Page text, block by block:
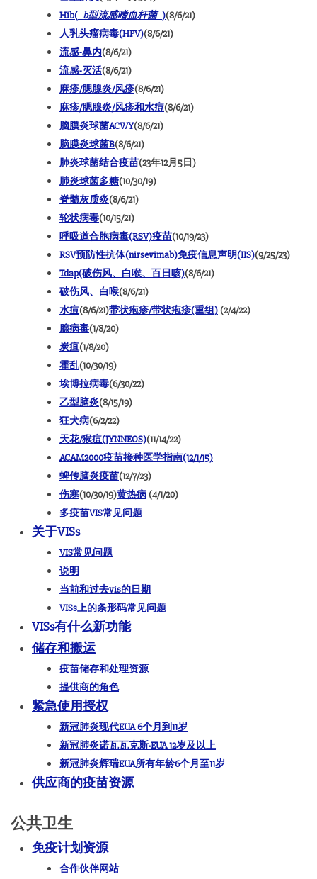
Hib( b型流感嗜血杆菌 )(8/6/21)
人乳头瘤病毒(HPV)(8/6/21)
流感-鼻内(8/6/21)
流感-灭活(8/6/21)
麻疹/腮腺炎/风疹(8/6/21)
麻疹/腮腺炎/风疹和水痘(8/6/21)
脑膜炎球菌ACWY(8/6/21)
脑膜炎球菌B(8/6/21)
肺炎球菌结合疫苗(23年12月5日)
肺炎球菌多糖(10/30/19)
脊髓灰质炎(8/6/21)
轮状病毒(10/15/21)
呼吸道合胞病毒(RSV)疫苗(10/19/23)
RSV预防性抗体(nirsevimab)免疫信息声明(IIS)(9/25/23)
Tdap(破伤风、白喉、百日咳)(8/6/21)
破伤风、白喉(8/6/21)
水痘(8/6/21)带状疱疹/带状疱疹(重组)(2/4/22)
腺病毒(1/8/20)
炭疽(1/8/20)
霍乱(10/30/19)
埃博拉病毒(6/30/22)
乙型脑炎(8/15/19)
狂犬病(6/2/22)
天花/猴痘(JYNNEOS)(11/14/22)
ACAM2000疫苗接种医学指南(12/1/15)
蜱传脑炎疫苗(12/7/23)
伤寒(10/30/19)黄热病(4/1/20)
多疫苗VIS常见问题
关于VISs
VIS常见问题
说明
当前和过去vis的日期
VISs上的条形码常见问题
VISs有什么新功能
储存和搬运
疫苗储存和处理资源
提供商的角色
紧急使用授权
新冠肺炎现代EUA 6个月到11岁
新冠肺炎诺瓦瓦克斯·EUA 12岁及以上
新冠肺炎辉瑞EUA所有年龄6个月至11岁
供应商的疫苗资源
公共卫生
免疫计划资源
合作伙伴网站